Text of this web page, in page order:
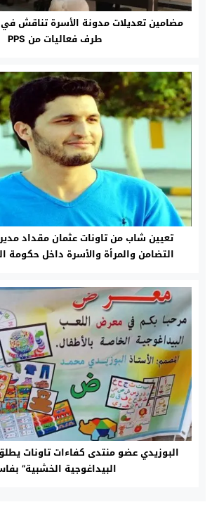
طرف فعاليات من PPS
تعيين شاب من تاونات عثمان مقداد
التضامن والمرأة والأسرة داخل حكومة
البوزيدي عضو منتدى كفاءات تاونات
البيداغوجية الخشبية”